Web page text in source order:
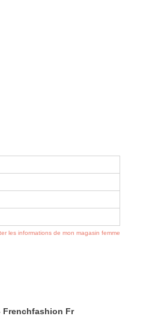
les informations de mon magasin femme
Frenchfashion Fr